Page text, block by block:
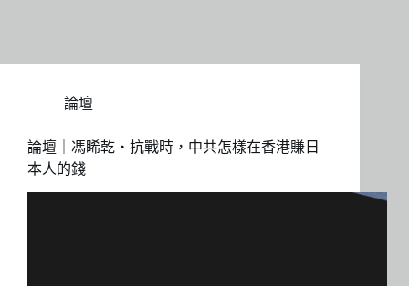
論壇
論壇｜馮睎乾・抗戰時，中共怎樣在香港賺日
本人的錢